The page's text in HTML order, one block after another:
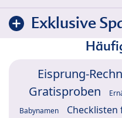
Exklusive
Eisprung-
Gratisproben
Babynamen Checklisten